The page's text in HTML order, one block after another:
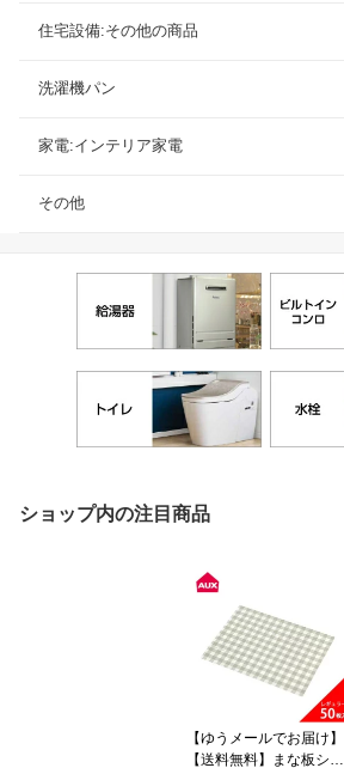
住宅設備:その他の商品
洗濯機パン
家電:インテリア家電
その他
ショップ内の注目商品
【ゆうメールでお届け】
【送料無料】まな板シー